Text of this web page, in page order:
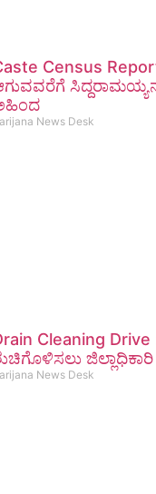
Census
News Desk
Cleaning
News Desk